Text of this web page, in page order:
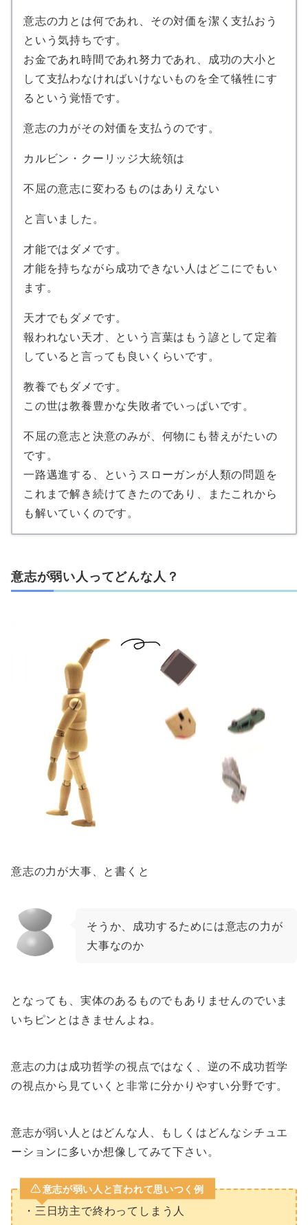
意志の力とは何であれ、その対価を潔く支払おう
という気持ちです。
お金であれ時間であれ努力であれ、成功の大小と
して支払わなければいけないものを全て犠牲にす
るという覚悟です。
意志の力がその対価を支払うのです。
カルビン・クーリッジ大統領は
不屈の意志に変わるものはありえない
と言いました。
才能ではダメです。
才能を持ちながら成功できない人はどこにでもい
ます。
天才でもダメです。
報われない天才、という言葉はもう諺として定着
していると言っても良いくらいです。
教養でもダメです。
この世は教養豊かな失敗者でいっぱいです。
不屈の意志と決意のみが、何物にも替えがたいの
です。
一路邁進する、というスローガンが人類の問題を
これまで解き続けてきたのであり、またこれから
も解いていくのです。
意志が弱い人ってどんな人？
意志の力が大事、と書くと
そうか、成功するためには意志の力が
大事なのか
となっても、実体のあるものでもありませんのでいま
いちピンとはきませんよね。
意志の力は成功哲学の視点ではなく、逆の不成功哲学
の視点から見ていくと非常に分かりやすい分野です。
意志が弱い人とはどんな人、もしくはどんなシチュエ
ーションに多いか想像してみて下さい。
意志が弱い人と言われて思いつく例
・三日坊主で終わってしまう人